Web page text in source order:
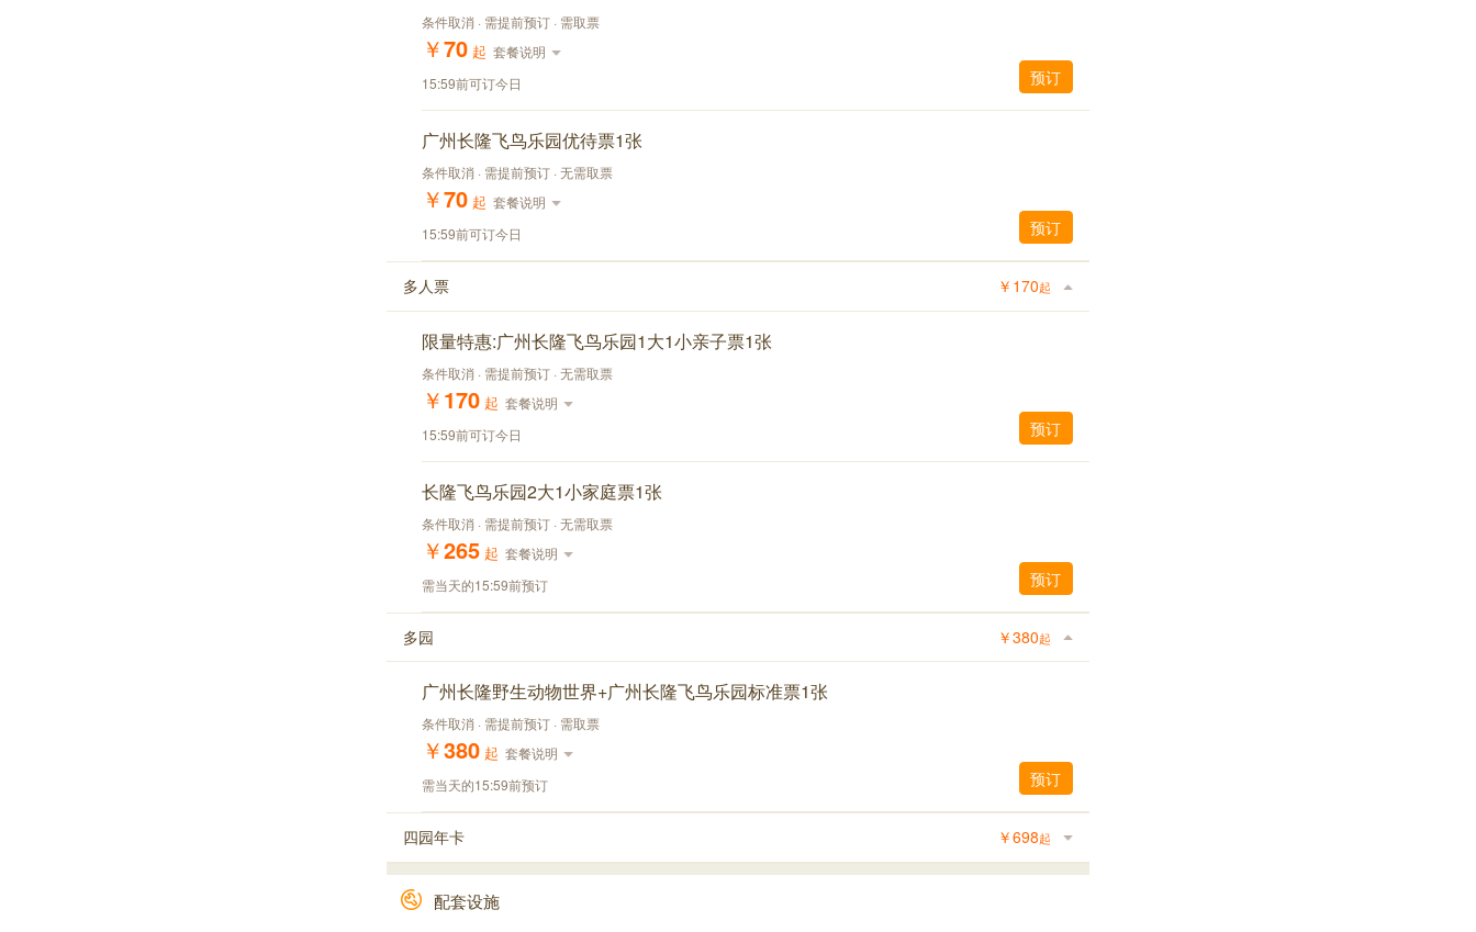
条件取消 · 需提前预订 · 需取票
￥70 起 套餐说明
15:59前可订今日
预订
广州长隆飞鸟乐园优待票1张
条件取消 · 需提前预订 · 无需取票
￥70 起 套餐说明
15:59前可订今日
预订
多人票 ￥ 170起
限量特惠:广州长隆飞鸟乐园1大1小亲子票1张
条件取消 · 需提前预订 · 无需取票
￥170 起 套餐说明
15:59前可订今日
预订
长隆飞鸟乐园2大1小家庭票1张
条件取消 · 需提前预订 · 无需取票
￥265 起 套餐说明
需当天的15:59前预订
预订
多园 ￥380起
广州长隆野生动物世界+广州长隆飞鸟乐园标准票1张
条件取消 · 需提前预订 · 需取票
￥380 起 套餐说明
需当天的15:59前预订
预订
四园年卡 ￥698起
配套设施